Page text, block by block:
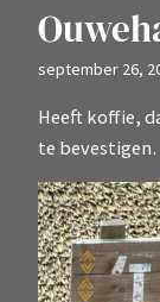
september 26,
Heeft koffie,
te